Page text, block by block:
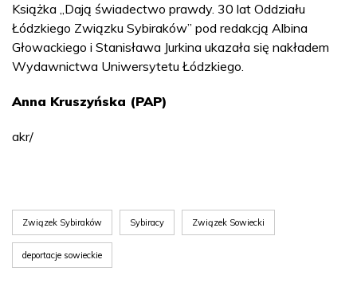
Książka „Dają świadectwo prawdy. 30 lat Oddziału
Łódzkiego Związku Sybiraków” pod redakcją Albina
Głowackiego i Stanisława Jurkina ukazała się nakładem
Wydawnictwa Uniwersytetu Łódzkiego.
Anna Kruszyńska (PAP)
akr/
Związek Sybiraków Sybiracy Związek Sowiecki
deportacje sowieckie